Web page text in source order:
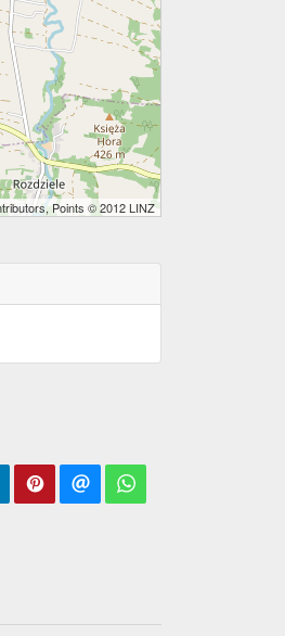
Points © 2012 LINZ